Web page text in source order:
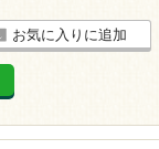
お気に入りに追加